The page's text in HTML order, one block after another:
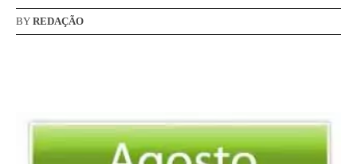
BY REDAÇÃO